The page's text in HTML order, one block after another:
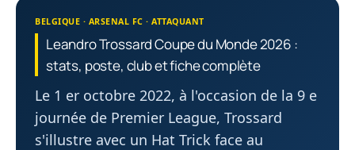
BELGIQUE · ARSENAL FC · ATTAQUANT
Leandro Trossard Coupe du Monde 2026 :
stats, poste, club et fiche complète
Le 1 er octobre 2022, à l'occasion de la 9 e
journée de Premier League, Trossard
s'illustre avec un Hat Trick face au